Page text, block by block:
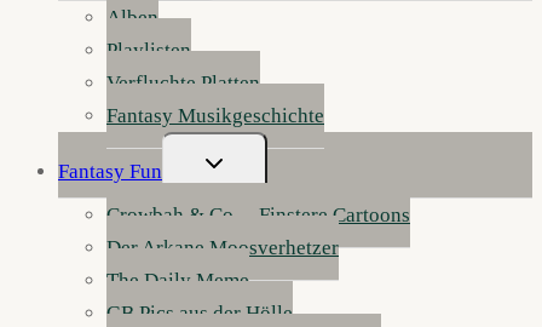
Alben
Playlisten
Verfluchte Platten
Fantasy Musikgeschichte
Fantasy Fun
Untermenü
Umschalten
Crowbah & Co. – Finstere Cartoons
Der Arkane Moosverhetzer
The Daily Meme
GB Pics aus der Hölle